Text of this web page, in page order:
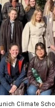
Climate